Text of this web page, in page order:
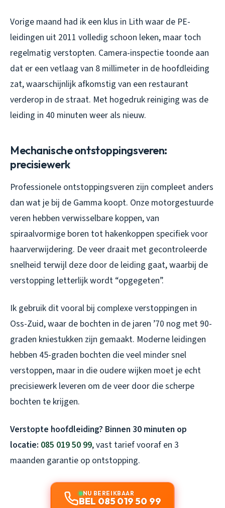
Vorige maand had ik een klus in Lith waar de PE-
leidingen uit 2011 volledig schoon leken, maar toch
regelmatig verstopten. Camera-inspectie toonde aan
dat er een vetlaag van 8 millimeter in de hoofdleiding
zat, waarschijnlijk afkomstig van een restaurant
verderop in de straat. Met hogedruk reiniging was de
leiding in 40 minuten weer als nieuw.
Mechanische ontstoppingsveren:
precisiewerk
Professionele ontstoppingsveren zijn compleet anders
dan wat je bij de Gamma koopt. Onze motorgestuurde
veren hebben verwisselbare koppen, van
spiraalvormige boren tot hakenkoppen specifiek voor
haarverwijdering. De veer draait met gecontroleerde
snelheid terwijl deze door de leiding gaat, waarbij de
verstopping letterlijk wordt “opgegeten”.
Ik gebruik dit vooral bij complexe verstoppingen in
Oss-Zuid, waar de bochten in de jaren ’70 nog met 90-
graden kniestukken zijn gemaakt. Moderne leidingen
hebben 45-graden bochten die veel minder snel
verstoppen, maar in die oudere wijken moet je echt
precisiewerk leveren om de veer door die scherpe
bochten te krijgen.
Verstopte hoofdleiding? Binnen 30 minuten op
locatie: 085 019 50 99, vast tarief vooraf en 3
maanden garantie op ontstopping.
NU BEREIKBAAR
BEL 085 019 50 99